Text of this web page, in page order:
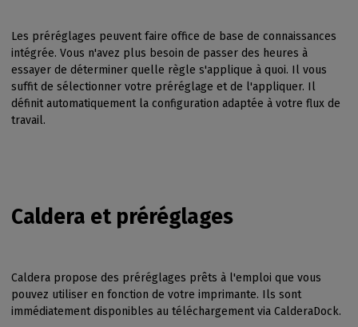
Les préréglages peuvent faire office de base de connaissances
intégrée. Vous n'avez plus besoin de passer des heures à
essayer de déterminer quelle règle s'applique à quoi. Il vous
suffit de sélectionner votre préréglage et de l'appliquer. Il
définit automatiquement la configuration adaptée à votre flux de
travail.
Caldera et préréglages
Caldera propose des préréglages prêts à l'emploi que vous
pouvez utiliser en fonction de votre imprimante. Ils sont
immédiatement disponibles au téléchargement via CalderaDock.